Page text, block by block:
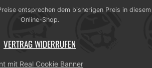
entsprechen dem bisherigen Preis in diesem
Online-Shop.
VERTRAG WIDERRUFEN
mit Real Cookie Banner